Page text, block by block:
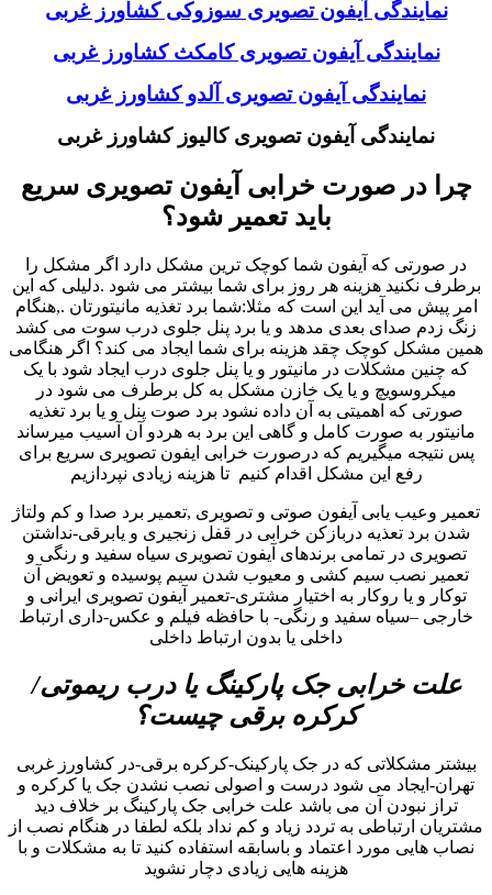
نمایندگی آیفون تصویری سوزوکی کشاورز غربی
نمایندگی آیفون تصویری کامکث کشاورز غربی
نمایندگی آیفون تصویری آلدو کشاورز غربی
نمایندگی آیفون تصویری کالیوز کشاورز غربی
چرا در صورت خرابی آیفون تصویری سریع
باید تعمیر شود؟
در صورتی که آیفون شما کوچک ترین مشکل دارد اگر مشکل را
برطرف نکنید هزینه هر روز برای شما بیشتر می شود .دلیلی که این
امر پیش می آید این است که مثلا:شما برد تغذیه مانیتورتان .,هنگام
زنگ زدم صدای بعدی مدهد و یا برد پنل جلوی درب سوت می کشد
همین مشکل کوچک چقد هزینه برای شما ایجاد می کند؟ اگر هنگامی
که چنین مشکلات در مانیتور و یا پنل جلوی درب ایجاد شود با یک
میکروسویچ و یا یک خازن مشکل به کل برطرف می شود در
صورتی که اهمیتی به آن داده نشود برد صوت پنل و یا برد تغذیه
مانیتور به صورت کامل و گاهی این برد به هردو آن آسیب میرساند
پس نتیجه میگیریم که درصورت خرابی ایفون تصویری سریع برای
رفع این مشکل اقدام کنیم تا هزینه زیادی نپردازیم
تعمیر وعیب یابی آیفون صوتی و تصویری ,تعمیر برد صدا و کم ولتاژ
شدن برد تعذیه دربازکن خرابی در قفل زنجیری و یابرقی-نداشتن
تصویری در تمامی برندهای آیفون تصویری سیاه سفید و رنگی و
تعمیر نصب سیم کشی و معیوب شدن سیم پوسیده و تعویض آن
توکار و یا روکار به اختیار مشتری-تعمیر آیفون تصویری ایرانی و
خارجی –سیاه سفید و رنگی- با حافظه فیلم و عکس-داری ارتباط
داخلی یا بدون ارتباط داخلی
علت خرابی جک پارکینگ یا درب ریموتی/
کرکره برقی چیست؟
بیشتر مشکلاتی که در جک پارکینک-کرکره برقی-در کشاورز غربی
تهران-ایجاد می شود درست و اصولی نصب نشدن جک یا کرکره و
تراز نبودن آن می باشد علت خرابی جک پارکینگ بر خلاف دید
مشتریان ارتباطی به تردد زیاد و کم نداد بلکه لطفا در هنگام نصب از
نصاب هایی مورد اعتماد و باسابقه استفاده کنید تا به مشکلات و با
هزینه هایی زیادی دچار نشوید